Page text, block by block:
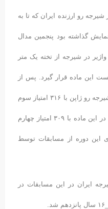
رو ارزنده ایران که تا به
گذاشته بود پنجمین مدال
در شیرجه از تخته یک متر
نخست این ماده قرار گیرد. پس از
واژیر نماینده مالزی ۳۲۳ امتیاز دوم، شیرجه رو ژاپن با ۳۱۶ امتیاز سوم
و کیومرث اصلانی دیگر نماینده ایران در این ماده با ۳۰۹ امتیاز چهارم
این دوره از مسابقات توسط
ایران در این مسابقات در